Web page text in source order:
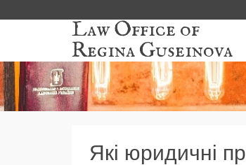
Law Office of
Regina Guseinova
Які юридичні